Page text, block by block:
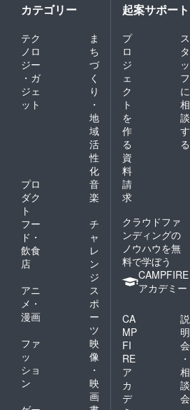
カテゴリー
テク
ノロ
ジー
・ガ
ジェ
ット
ま
ち
づ
く
り
・
地
域
活
性
化
プロ
ダク
ト
音
楽
フー
ド・
飲食
店
チ
ャ
レ
ン
ジ
アニ
メ・
漫画
ス
ポ
ー
ツ
ファ
ッ
ショ
ン
映
像
・
映
画
起案サポート
プ
ロ
ジ
ェ
ク
ト
を
作
る
ス
タ
ッ
フ
に
相
談
す
る
資
料
請
求
クラウドファ
ンディングの
ノウハウを無
料で学ぼう
CAMPFIRE
アカデミー
CA
MP
FI
RE
ア
カ
デ
説
明
会
・
相
談
会